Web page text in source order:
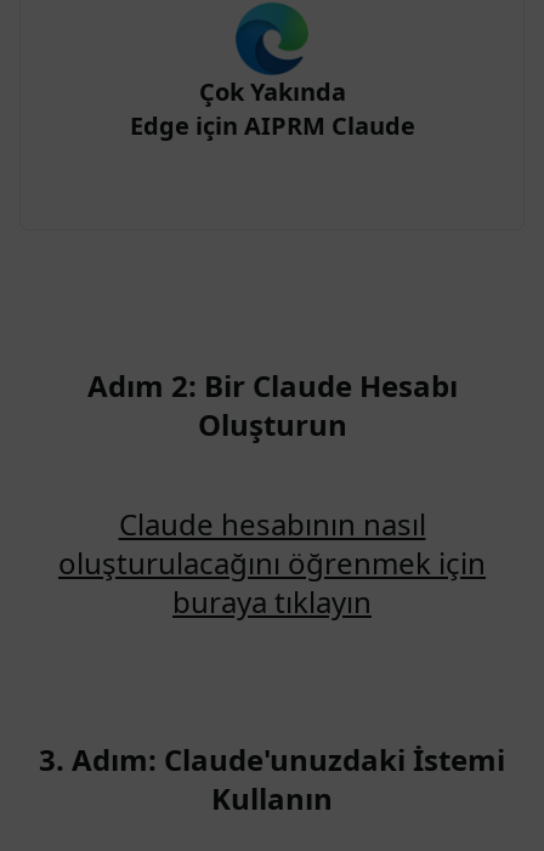
Çok Yakında
Edge için AIPRM Claude
Adım 2: Bir Claude Hesabı
Oluşturun
Claude hesabının nasıl
oluşturulacağını öğrenmek için
buraya tıklayın
3. Adım: Claude'unuzdaki İstemi
Kullanın